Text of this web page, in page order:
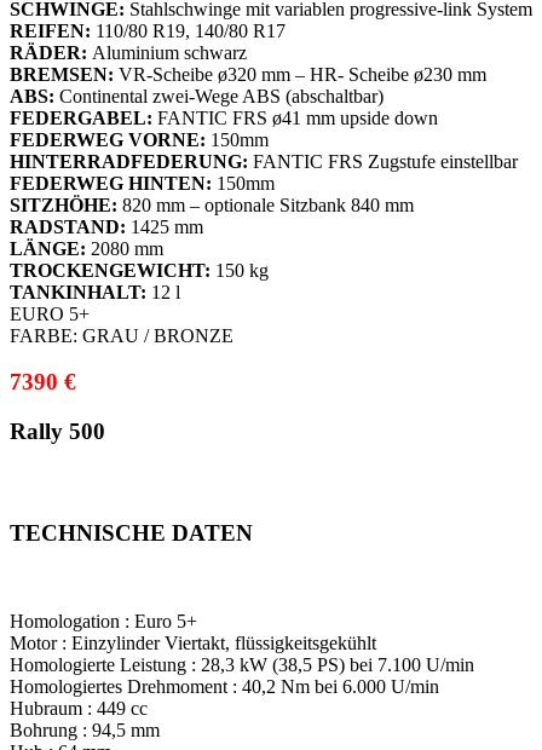
SCHWINGE: Stahlschwinge mit variablen progressive-link System
REIFEN: 110/80 R19, 140/80 R17
RÄDER: Aluminium schwarz
BREMSEN: VR-Scheibe ø320 mm – HR- Scheibe ø230 mm
ABS: Continental zwei-Wege ABS (abschaltbar)
FEDERGABEL: FANTIC FRS ø41 mm upside down
FEDERWEG VORNE: 150mm
HINTERRADFEDERUNG: FANTIC FRS Zugstufe einstellbar
FEDERWEG HINTEN: 150mm
SITZHÖHE: 820 mm – optionale Sitzbank 840 mm
RADSTAND: 1425 mm
LÄNGE: 2080 mm
TROCKENGEWICHT: 150 kg
TANKINHALT: 12 l
EURO 5+
FARBE: GRAU / BRONZE
7390 €
Rally 500
TECHNISCHE DATEN
Homologation : Euro 5+
Motor : Einzylinder Viertakt, flüssigkeitsgekühlt
Homologierte Leistung : 28,3 kW (38,5 PS) bei 7.100 U/min
Homologiertes Drehmoment : 40,2 Nm bei 6.000 U/min
Hubraum : 449 cc
Bohrung : 94,5 mm